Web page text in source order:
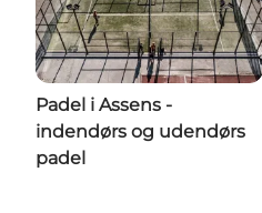
Padel i Assens -
indendørs og udendørs
padel